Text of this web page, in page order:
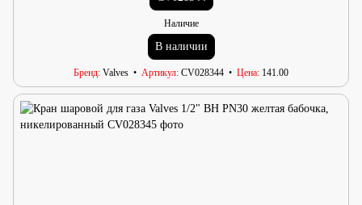
Наличие
В наличии
Бренд Valves Артикул CV028344 Цена 141.00